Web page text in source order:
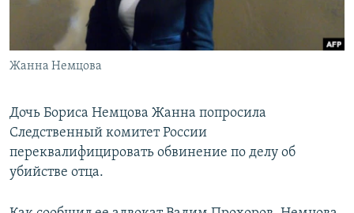
КРЫМ.НЕПОКОРЕННЫЙ
ELIFBE
УКРАИНСКАЯ ПРОБЛЕМА КРЫМА
Жанна Немцова
Дочь Бориса Немцова Жанна попросила
Следственный комитет России
переквалифицировать обвинение по делу об
убийстве отца.